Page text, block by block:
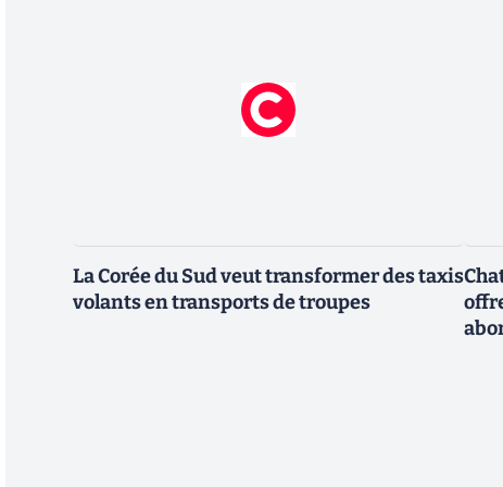
La Corée du Sud veut transformer des taxis
volants en transports de troupes